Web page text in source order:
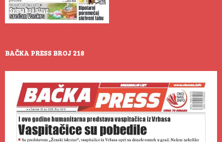
BAČKA PRESS BROJ 218